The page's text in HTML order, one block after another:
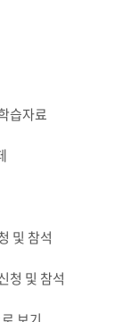
습자료
및 참석
청 및 참석